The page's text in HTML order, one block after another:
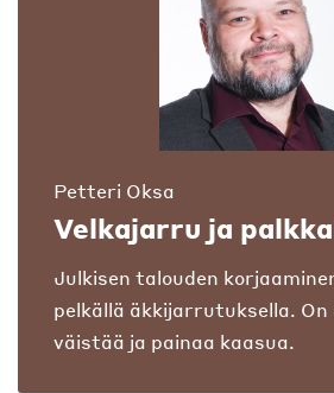
Petteri Oksa
Velkajarru ja
Julkisen talouden
pelkällä äkkijarrutuksella.
väistää ja painaa kaasua.